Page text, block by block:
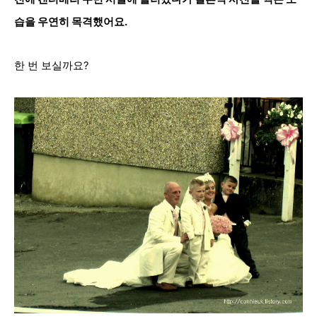
습을 우연히 목격했어요.
한 번 보실까요?